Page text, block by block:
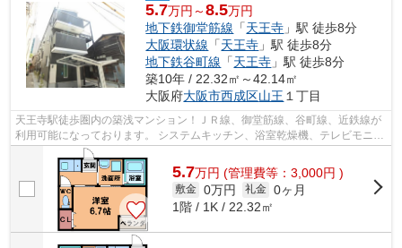
5.7万円～8.5万円
地下鉄御堂筋線 「天王寺 」駅 徒歩8分
大阪環状線 「天王寺 」駅 徒歩8分
地下鉄谷町線 「天王寺 」駅 徒歩8分
築10年 / 22.32㎡～42.14㎡
大阪府大阪市西成区山王 １丁目
天王寺駅徒歩圏内の築浅マンション！ＪＲ線、御堂筋線、谷町線、近鉄線が
利用可能になっております。 システムキッチン、浴室乾燥機、テレビモニタ
ーフォンなど設備が充実しておりま...
5.7万円 (管理費等：3,000円 )
敷金 0万円 礼金 0ヶ月
1階 / 1K / 22.32㎡